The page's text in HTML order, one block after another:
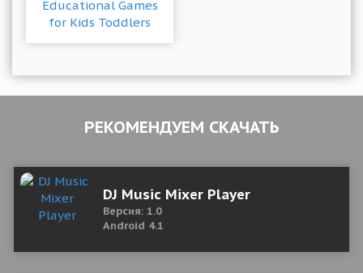
РЕКОМЕНДУЕМ СКАЧАТЬ
DJ Music Mixer Player
Версия: 1.0
Android 4.1